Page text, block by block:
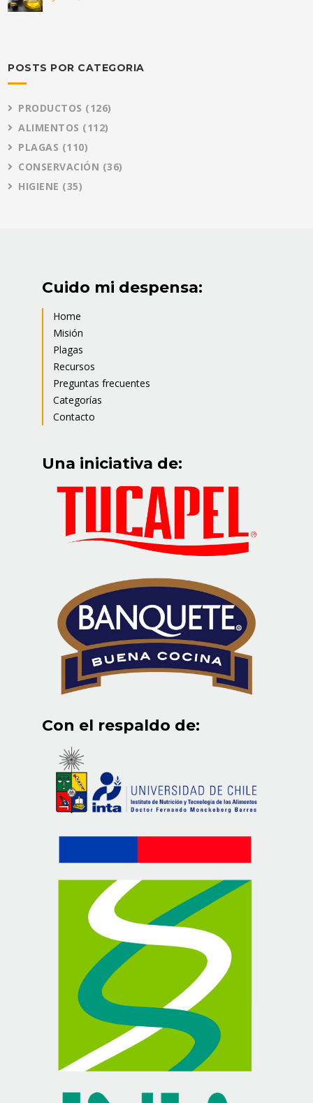
POSTS POR CATEGORIA
PRODUCTOS (126)
ALIMENTOS (112)
PLAGAS (110)
CONSERVACIÓN (36)
HIGIENE (35)
Cuido mi despensa:
Home
Misión
Plagas
Recursos
Preguntas frecuentes
Categorías
Contacto
Una iniciativa de:
Con el respaldo de: